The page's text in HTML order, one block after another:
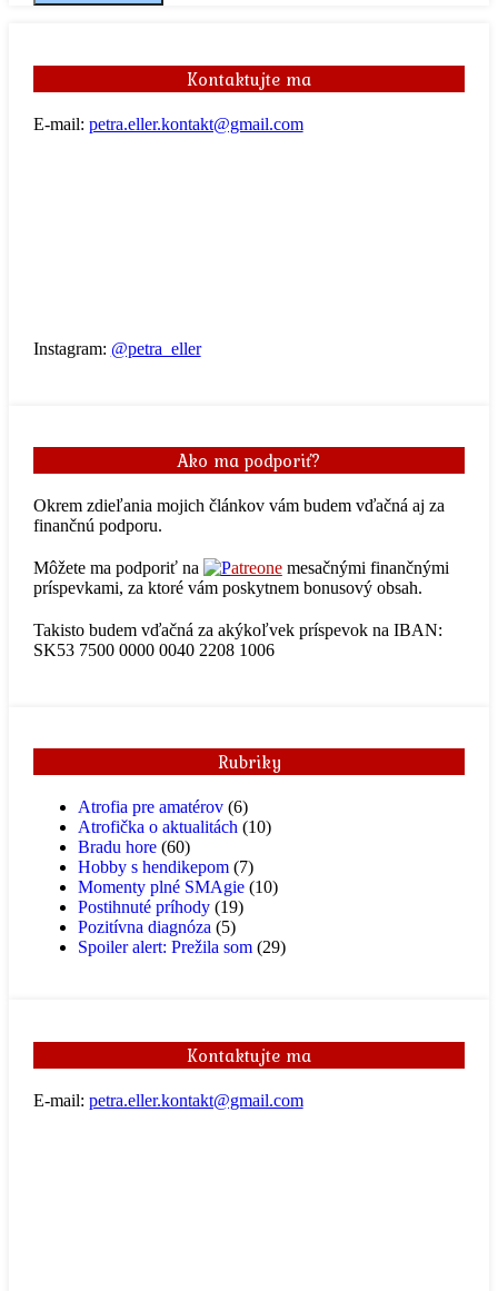
Kontaktujte ma
E-mail: petra.eller.kontakt@gmail.com
Instagram: @petra_eller
Ako ma podporiť?
Okrem zdieľania mojich článkov vám budem vďačná aj za
finančnú podporu.
Môžete ma podporiť na atreonemesačnými finančnými
príspevkami, za ktoré vám poskytnem bonusový obsah.
Takisto budem vďačná za akýkoľvek príspevok na IBAN:
SK53 7500 0000 0040 2208 1006
Rubriky
Atrofia pre amatérov(6)
Atrofička o aktualitách (10)
Bradu hore(60)
Hobby s hendikepom(7)
Momenty plné SMAgie(10)
Postihnuté príhody(19)
Pozitívna diagnóza (5)
Spoiler alert: Prežila som(29)
Kontaktujte ma
E-mail: petra.eller.kontakt@gmail.com